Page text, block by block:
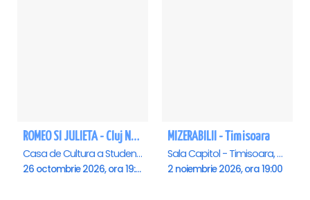
ROMEO SI JULIETA - Cluj Napoca
Casa de Cultura a Studentilor Dumitru Farcas, Cluj-Napoca
26 octombrie 2026, ora 19:00
MIZERABILII - Timisoara
Sala Capitol - Timisoara, Timisoara
2 noiembrie 2026, ora 19:00